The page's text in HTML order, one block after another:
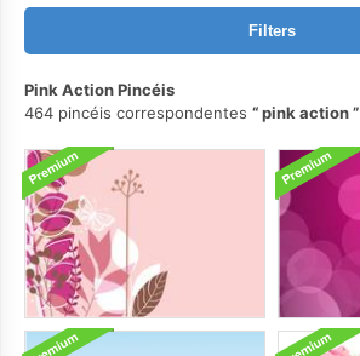
Filters
Pink Action Pincéis
464 pincéis correspondentes
pink action